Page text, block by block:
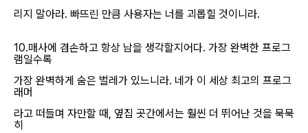
리지 말아라. 빠뜨린 만큼 사용자는 너를 괴롭힐 것이니라.
10.매사에 겸손하고 항상 남을 생각할지어다. 가장 완벽한 프로그
램일수록
가장 완벽하게 숨은 벌레가 있느니라. 네가 이 세상 최고의 프로그
래머
라고 떠들며 자만할 때, 옆집 곳간에서는 훨씬 더 뛰어난 것을 묵묵
히